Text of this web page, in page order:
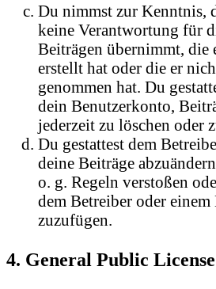
Du nimmst zur Kenntnis,
keine Verantwortung für
Beiträgen übernimmt, die
erstellt hat oder die er
genommen hat. Du
dein Benutzerkonto,
jederzeit zu löschen oder
Du gestattest dem
deine Beiträge
o. g. Regeln verstoßen
dem Betreiber oder einem
zuzufügen.
4. General Public License